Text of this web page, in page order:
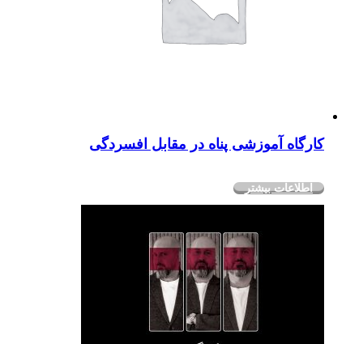
کارگاه آموزشی پناه در مقابل افسردگی
اطلاعات بیشتر